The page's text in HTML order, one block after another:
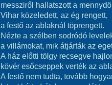
messziről hallatszott a
Vihar közeledett, az ég rengett,
a festő az ablaknál töprengett.
Nézte a szélben sodródó
a villámokat, mik átjárták az
A ház előtti tölgy recsegve
kövér esőcseppek verték az
A festő nem tudta, tovább